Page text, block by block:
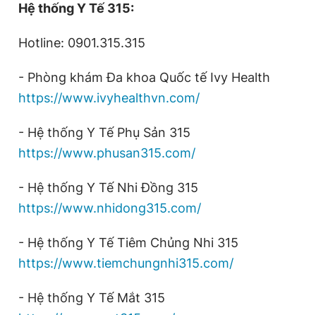
Hệ thống Y Tế 315:
Hotline: 0901.315.315
- Phòng khám Đa khoa Quốc tế Ivy Health
https://www.ivyhealthvn.com/
- Hệ thống Y Tế Phụ Sản 315
https://www.phusan315.com/
- Hệ thống Y Tế Nhi Đồng 315
https://www.nhidong315.com/
- Hệ thống Y Tế Tiêm Chủng Nhi 315
https://www.tiemchungnhi315.com/
- Hệ thống Y Tế Mắt 315